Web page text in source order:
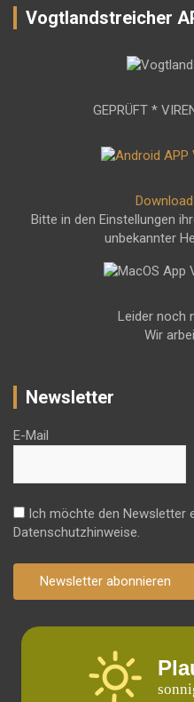
Vogtlandstreicher
GEPRÜFT *
Bitte in den Einstellungen
unbekannter
Leider noch
Wir
Newsletter
E-Mail
Ich möchte den Newsletter
Datenschutzhinweise.
Newsletter abonnieren